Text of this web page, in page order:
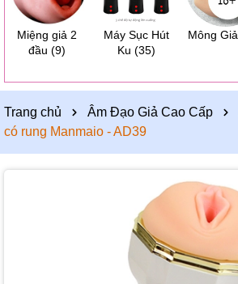
Miệng giả 2
đầu (9)
Máy Sục Hút
Ku (35)
Mông Giả
Trang chủ Âm Đạo Giả Cao Cấp
có rung Manmaio - AD39